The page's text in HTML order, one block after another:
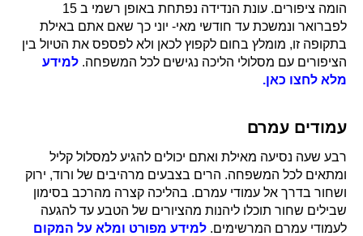
הומה ציפורים. עונת הנדידה נפתחת באופן רשמי ב 15
לפברואר ונמשכת עד חודשי מאי- יוני כך שאם אתם באילת
בתקופה זו, מומלץ בחום לקפוץ לכאן ולא לפספס את הטיול בין
הציפורים עם מסלולי הליכה נגישים לכל המשפחה. למידע
מלא לחצו כאן.
עמודים עמרם
רבע שעה נסיעה מאילת ואתם יכולים להגיע למסלול קליל
ומתאים לכל המשפחה. הרים בצבעים מרהיבים של ורוד, ירוק
ושחור בדרך אל עמודי עמרם. בהליכה קצרה מהרכב בסימון
שבילים שחור תוכלו ליהנות מהציורים של הטבע עד להגעה
לעמודי עמרם המרשימים. למידע מפורט ומלא על המקום